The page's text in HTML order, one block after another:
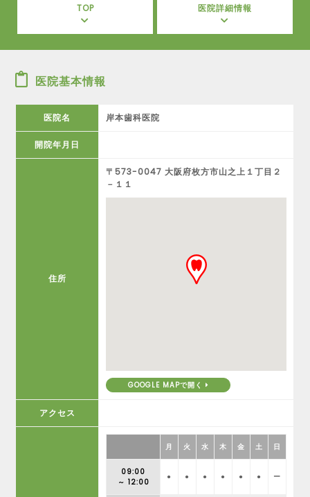
TOP 医院詳細情報
医院基本情報
医院名 岸本歯科医院
開院年月日
住所
〒573-0047 大阪府枚方市山之上１丁目２
－１１
GOOGLE MAPで開く
アクセス
月 火 水 木 金 土 日
09:00
～ 12:00
● ● ● ● ● ● ー